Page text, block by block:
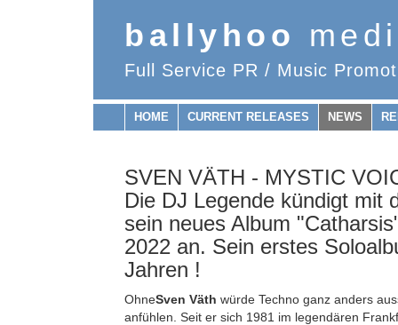
ballyhoo
Full Service PR / Music
HOME CURRENT RELEASES NEWS
SVEN VÄTH - MYSTIC
Die DJ Legende kündigt mit
sein neues Album
2022 an. Sein erstes
Jahren !
OhneSven Väth würde Techno ganz anders
anfühlen. Seit er sich 1981 im legendären